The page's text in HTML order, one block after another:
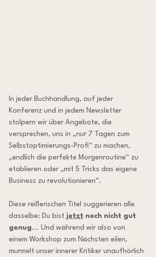
In jeder Buchhandlung, auf jeder
Konferenz und in jedem Newsletter
stolpern wir über Angebote, die
versprechen, uns in „nur 7 Tagen zum
Selbstoptimierungs-Profi“ zu machen,
„endlich die perfekte Morgenroutine“ zu
etablieren oder „mit 5 Tricks das eigene
Business zu revolutionieren“.
Diese reißerischen Titel suggerieren alle
dasselbe: Du bist jetzt noch nicht gut
genug... Und während wir also von
einem Workshop zum Nächsten eilen,
murmelt unser innerer Kritiker unaufhörlich